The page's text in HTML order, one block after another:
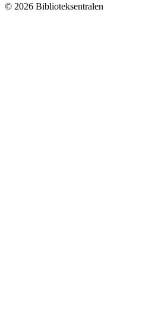
© 2026 Biblioteksentralen